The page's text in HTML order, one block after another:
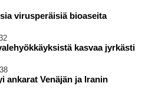
virusperäisiä bioaseita
kasvaa jyrkästi
ankarat Venäjän ja Iranin